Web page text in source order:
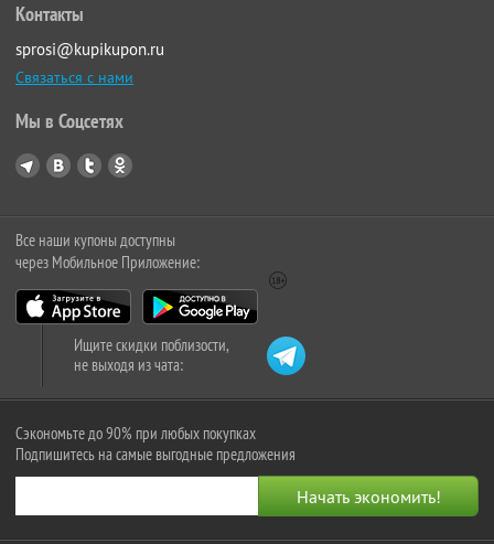
Контакты
sprosi@kupikupon.ru
Связаться с нами
Мы в Соцсетях
Все наши купоны доступны
через Мобильное Приложение:
Ищите скидки поблизости,
не выходя из чата:
Сэкономьте до 90% при любых покупках
Подпишитесь на самые выгодные предложения